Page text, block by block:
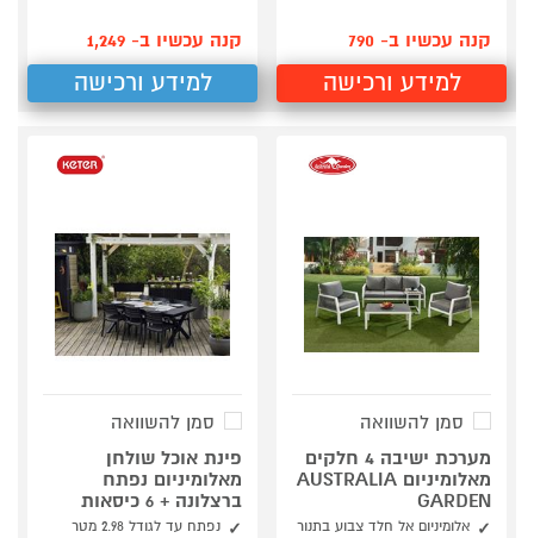
קנה עכשיו ב- 790
למידע ורכישה
קנה עכשיו ב- 1,249
למידע ורכישה
סמן להשוואה
מערכת ישיבה 4 חלקים
מאלומיניום AUSTRALIA
GARDEN
אלומיניום אל חלד צבוע בתנור
סמן להשוואה
פינת אוכל שולחן
מאלומיניום נפתח
ברצלונה + 6 כיסאות
נפתח עד לגודל 2.98 מטר